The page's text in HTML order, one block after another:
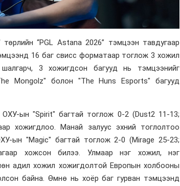
“PGL Astana 2026” тэмцээн тавдугаар
16 баг свисс форматаар тоглож 3 хожил
3 хожигдсон багууд нь тэмцээнийг
Mongolz" болон "The Huns Esports" багууд
ын "Spirit" багтай тоглож 0-2 (Dust2 11-13;
хожигдлоо. Манай залуус эхний тоглолтоо
ын "Magic" багтай тоглож 2-0 (Mirage 25-23;
хожсон билээ. Улмаар нэг хожил, нэг
адил хожил хожигдолтой Европын холбооны
байна. Өмнө нь хоёр баг гурван тэмцээнд